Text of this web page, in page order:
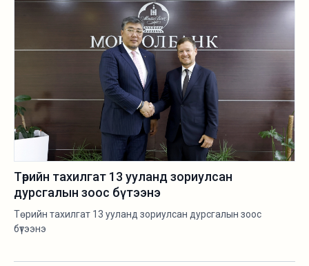
Төрийн тахилгат 13 ууланд зориулсан
дурсгалын зоос бүтээнэ
Төрийн тахилгат 13 ууланд зориулсан дурсгалын зоос
бүтээнэ